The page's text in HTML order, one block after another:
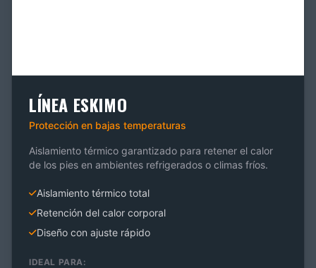
LÍNEA ESKIMO
Protección en bajas temperaturas
Aislamiento térmico garantizado para retener el calor
de los pies en ambientes refrigerados o climas fríos.
Aislamiento térmico total
Retención del calor corporal
Diseño con ajuste rápido
IDEAL PARA: